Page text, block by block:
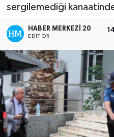
sergilemediği
HABER MERKEZI 20
EDITÖR
ÖZEL HABER
DTO
RESMİ REKLAM